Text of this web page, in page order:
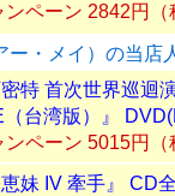
ンペーン 2842円（
ー・メイ）の当店
密特 首次世界巡迴
（台湾版）』
ンペーン 5015円（
恵妹 IV 牽手』 CD